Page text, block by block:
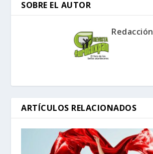
SOBRE EL AUTOR
Redacción
ARTÍCULOS RELACIONADOS